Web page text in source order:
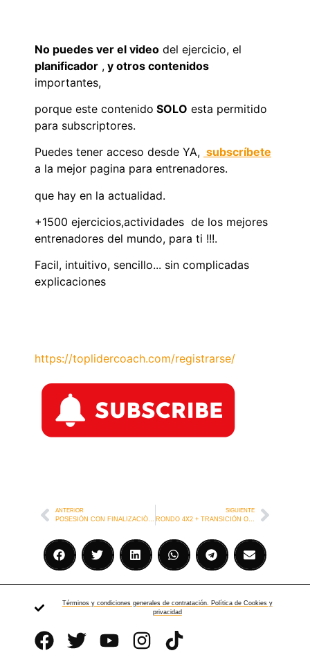
No puedes ver el video del ejercicio, el
planificador , y otros contenidos
importantes,
porque este contenido SOLO esta permitido
para subscriptores.
Puedes tener acceso desde YA, subscríbete
a la mejor pagina para entrenadores.
que hay en la actualidad.
+1500 ejercicios,actividades de los mejores
entrenadores del mundo, para ti !!!.
Facil, intuitivo, sencillo... sin complicadas
explicaciones
https://toplidercoach.com/registrarse/
ANTERIOR SIGUIENTE
RONDO 4X2 + TRANSICIÓN OSASUNA
Términos y condiciones generales de contratación. Política de Cookies y
privacidad